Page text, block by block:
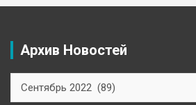
Архив Новостей
Новостей